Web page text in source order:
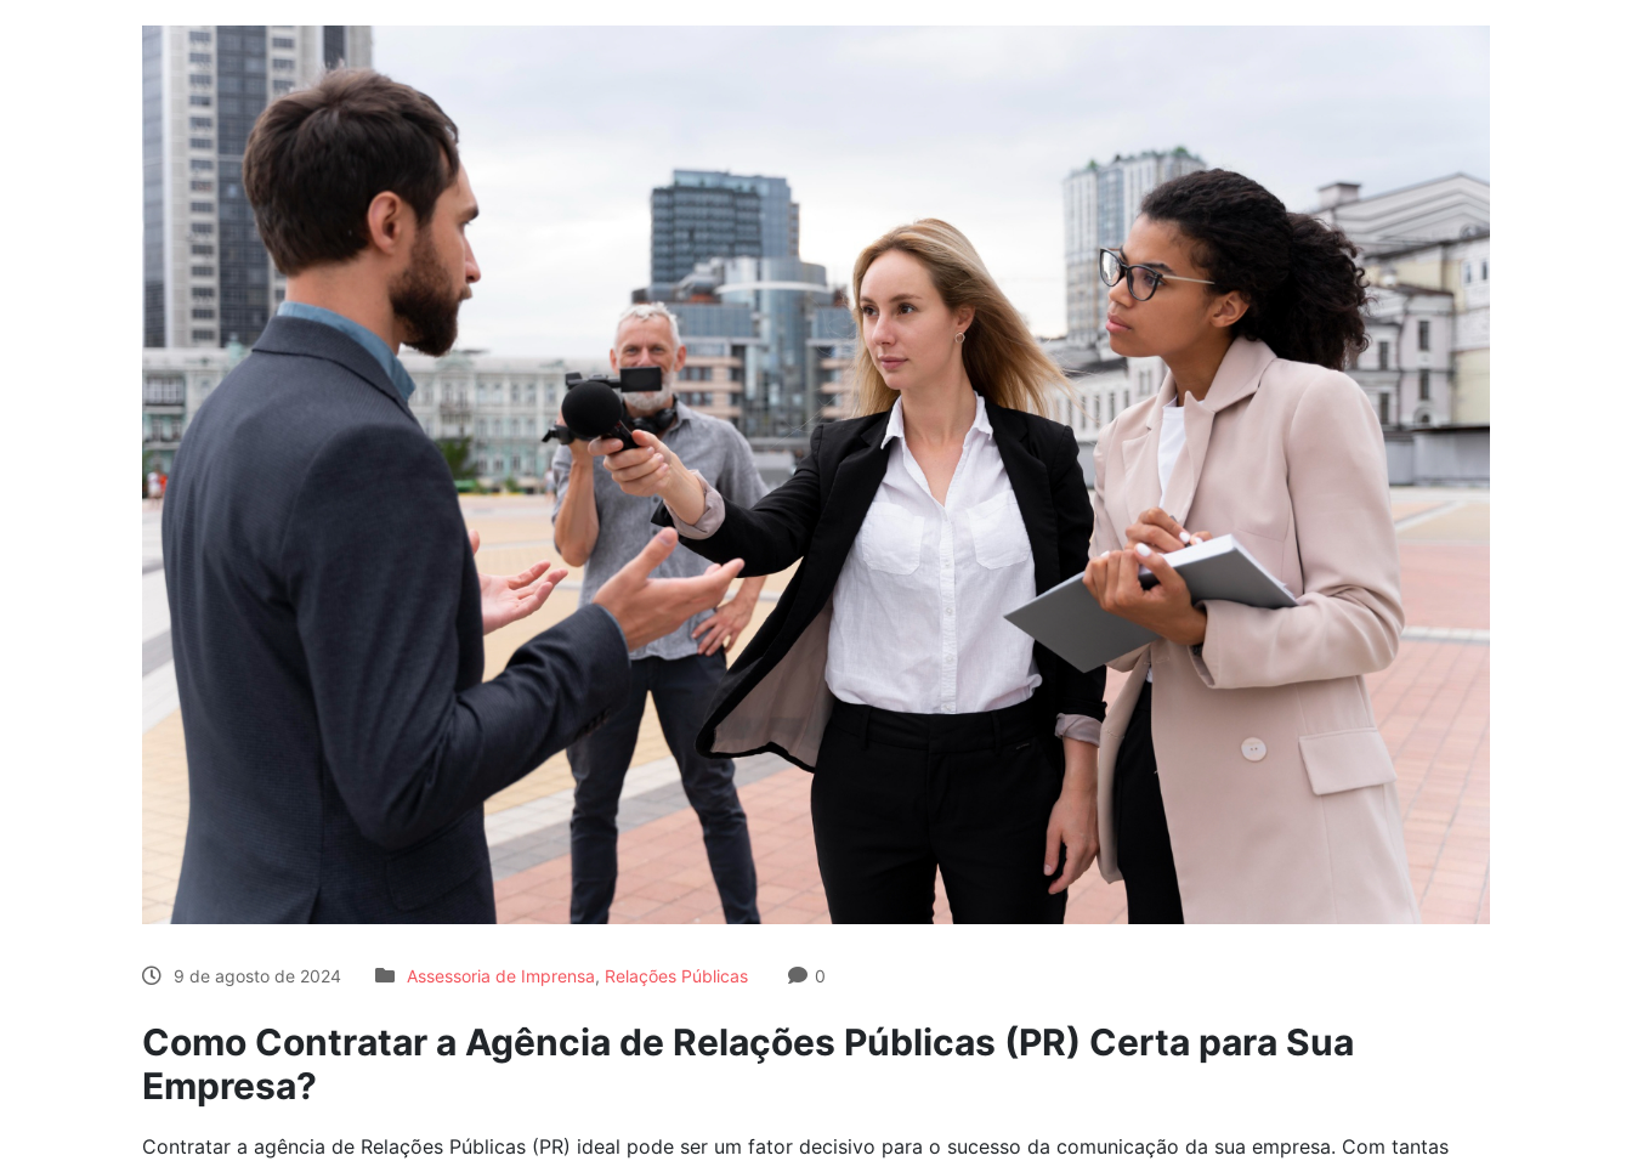
9 de agosto de 2024 Assessoria de Imprensa, Relações Públicas 0
Como Contratar a Agência de Relações Públicas (PR) Certa para Sua
Empresa?
Contratar a agência de Relações Públicas (PR) ideal pode ser um fator decisivo para o sucesso da comunicação da sua empresa. Com tantas